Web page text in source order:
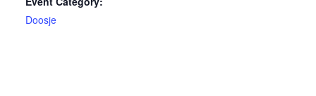
Doosje